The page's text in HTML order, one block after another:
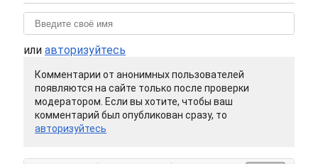
или авторизуйтесь
Комментарии от анонимных пользователей
появляются на сайте только после проверки
модератором. Если вы хотите, чтобы ваш
комментарий был опубликован сразу, то
авторизуйтесь